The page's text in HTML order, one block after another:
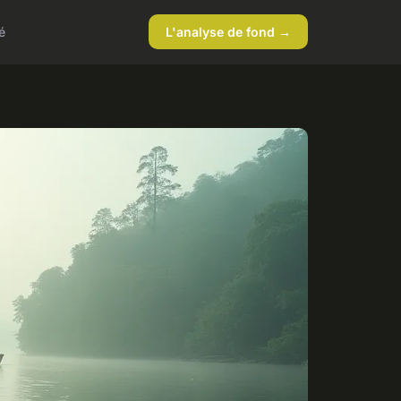
L'analyse de fond →